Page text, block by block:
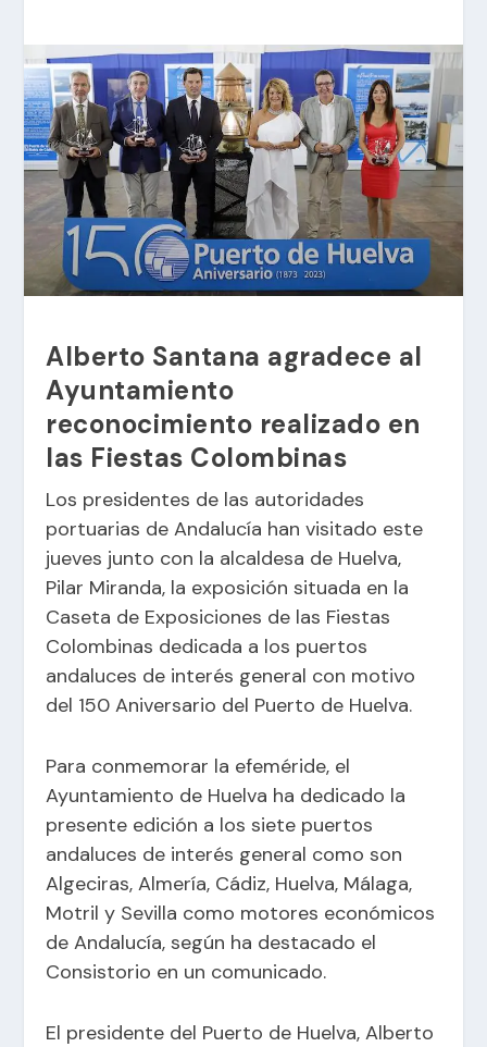
Alberto Santana agradece al
Ayuntamiento
reconocimiento realizado en
las Fiestas Colombinas
Los presidentes de las autoridades
portuarias de Andalucía han visitado este
jueves junto con la alcaldesa de Huelva,
Pilar Miranda, la exposición situada en la
Caseta de Exposiciones de las Fiestas
Colombinas dedicada a los puertos
andaluces de interés general con motivo
del 150 Aniversario del Puerto de Huelva.
Para conmemorar la efeméride, el
Ayuntamiento de Huelva ha dedicado la
presente edición a los siete puertos
andaluces de interés general como son
Algeciras, Almería, Cádiz, Huelva, Málaga,
Motril y Sevilla como motores económicos
de Andalucía, según ha destacado el
Consistorio en un comunicado.
El presidente del Puerto de Huelva, Alberto